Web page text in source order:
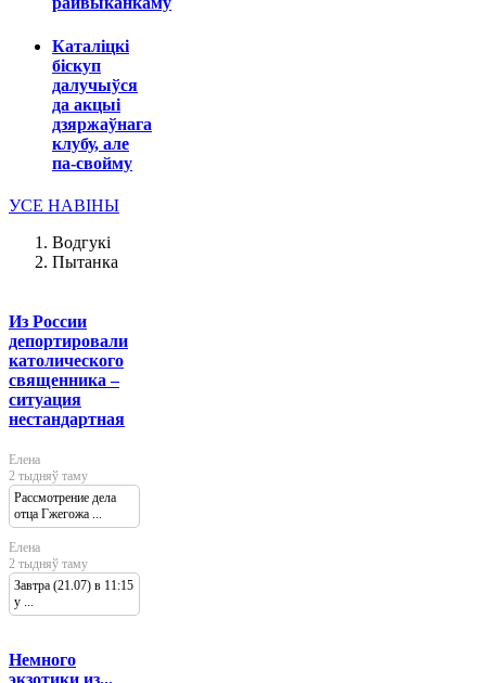
Каталіцкі
біскуп
далучыўся
да акцыі
дзяржаўнага
клубу, але
па-свойму
УСЕ НАВІНЫ
Водгукі
Пытанка
Из России
депортировали
католического
священника –
ситуация
нестандартная
Елена
2 тыдняў таму
Рассмотрение дела
отца Гжегожа ...
Елена
2 тыдняў таму
Завтра (21.07) в 11:15
у ...
Немного
экзотики из...